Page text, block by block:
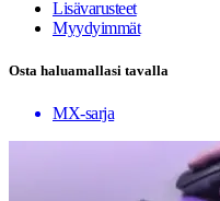
Lisävarusteet
Myydyimmät
Osta haluamallasi tavalla
MX-sarja